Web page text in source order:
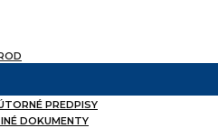
PREDPISY
DOKUMENTY